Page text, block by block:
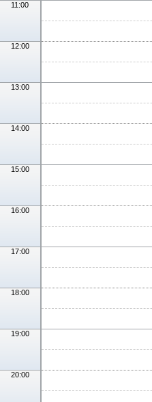
11:00
12:00
13:00
14:00
15:00
16:00
17:00
18:00
19:00
20:00